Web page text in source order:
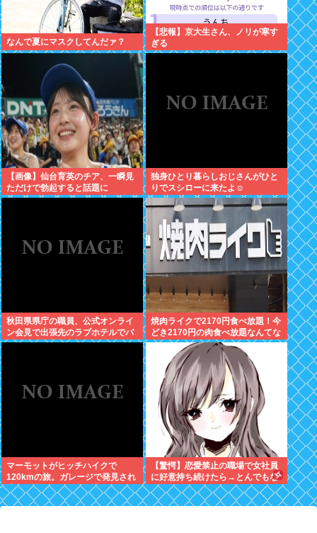
なんで夏にマスクしてんだァ？
【悲報】京大生さん、ノリが寒す
ぎる
【画像】仙台育英のチア、一瞬見
ただけで勃起すると話題に
独身ひとり暮らしおじさんがひと
りでスシローに来たよ☺
秋田県県庁の職員、公式オンライ
ン会見で出張先のラブホテルでバ
スローブを着て喫煙しながら登場
焼肉ライクで2170円食べ放題！今
どき2170円の肉食べ放題なんてな
いぞ！
マーモットがヒッチハイクで
120kmの旅。ガレージで発見され
逃亡を試みるも無事保護
【驚愕】恋愛禁止の職場で女社員
に好意持ち続けたら→とんでもな
い状況にwww